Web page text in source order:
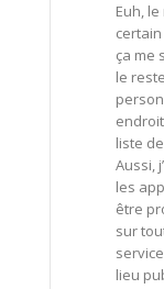
Euh,
ça me
le
liste
Aussi,
les
être
sur
lieu